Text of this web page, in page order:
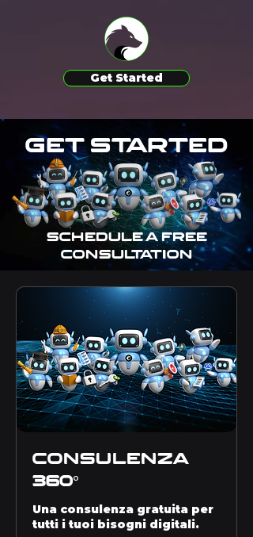
Get Started
Get Started
Schedule a Free
Consultation
CONSULENZA
360°
Una consulenza gratuita per
tutti i tuoi bisogni digitali.